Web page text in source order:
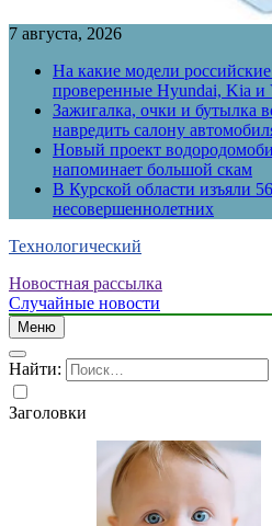
7 августа, 2026
На какие модели
проверенные Hyundai, Kia и
Зажигалка, очки и бутылка
навредить салону
Новый проект
напоминает большой скам
В Курской области изъяли
несовершеннолетних
Технологический
Новостная рассылка
Случайные новости
Меню
Найти:
Заголовки